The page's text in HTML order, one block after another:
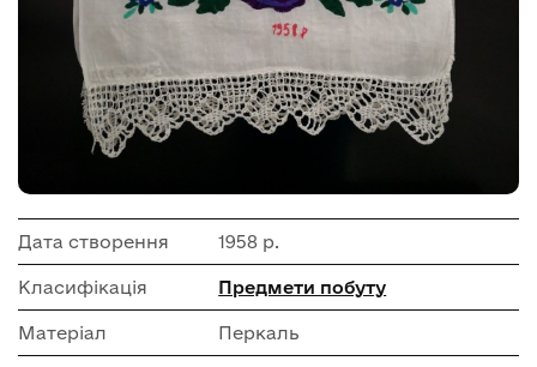
Дата створення 1958 р.
Класифікація Предмети побуту
Матеріал Перкаль